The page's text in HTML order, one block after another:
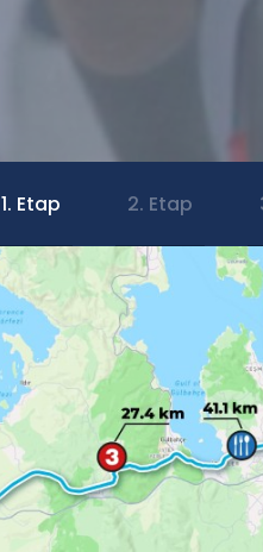
1. Etap 2. Etap